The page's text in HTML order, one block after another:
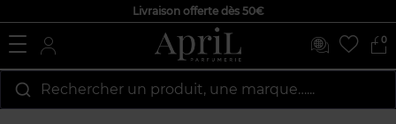
Livraison offerte dès 50€
0
Rechercher un produit, une marque…...